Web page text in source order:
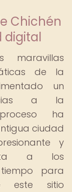
Chichén
digital
de la
un
a la
ha
ciudad
y
a los
para
este sitio